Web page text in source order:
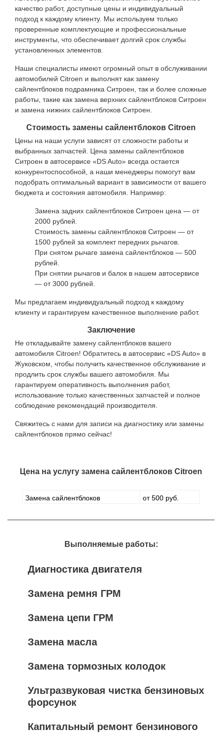
качество работ, доступные цены и индивидуальный
подход к каждому клиенту. Мы используем только
проверенные комплектующие и профессиональные
инструменты, что обеспечивает долгий срок службы
установленных элементов.
Наши специалисты имеют огромный опыт в обслуживании
автомобилей Citroen и выполнят как замену
сайлентблоков подрамника Ситроен, так и более сложные
работы, такие как замена верхних сайлентблоков Ситроен
и замена нижних сайлентблоков Ситроен.
Стоимость замены сайлентблоков Citroen
Цены на наши услуги зависят от сложности работы и
выбранных запчастей. Цена замены сайлентблоков
Ситроен в автосервисе «DS Auto» всегда остается
конкурентоспособной, а наши менеджеры помогут вам
подобрать оптимальный вариант в зависимости от вашего
бюджета и состояния автомобиля. Например:
Замена задних сайлентблоков Ситроен цена — от
2000 рублей.
Стоимость замены сайлентблоков Ситроен — от
1500 рублей за комплект передних рычагов.
При снятом рычаге замена сайлентблоков — 500
рублей.
При снятии рычагов и балок в нашем автосервисе
— от 3000 рублей.
Мы предлагаем индивидуальный подход к каждому
клиенту и гарантируем качественное выполнение работ.
Заключение
Не откладывайте замену сайлентблоков вашего
автомобиля Citroen! Обратитесь в автосервис «DS Auto» в
Жуковском, чтобы получить качественное обслуживание и
продлить срок службы вашего автомобиля. Мы
гарантируем оперативность выполнения работ,
использование только качественных запчастей и полное
соблюдение рекомендаций производителя.
Свяжитесь с нами для записи на диагностику или замены
сайлентблоков прямо сейчас!
Цена на услугу замена сайлентблоков Citroen
Замена сайлентблоков от 500 руб.
Выполняемые работы:
Диагностика двигателя
Замена ремня ГРМ
Замена цепи ГРМ
Замена масла
Замена тормозных колодок
Ультразвуковая чистка бензиновых
форсунок
Капитальный ремонт бензинового